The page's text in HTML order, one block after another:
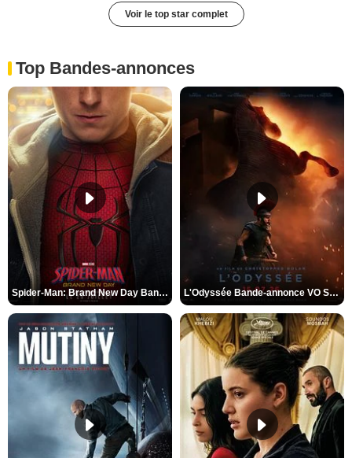
Voir le top star complet
Top Bandes-annonces
Spider-Man: Brand New Day Bande-annonce VO STFR L'Odyssée Bande-annonce VO STFR